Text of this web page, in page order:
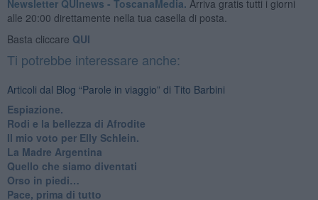
Newsletter QUInews - ToscanaMedia. Arriva gratis tutti i giorni
alle 20:00 direttamente nella tua casella di posta.
Basta cliccare QUI
Ti potrebbe interessare anche:
Articoli dal Blog “Parole in viaggio” di Tito Barbini
Espiazione.
Rodi e la bellezza di Afrodite
​Il mio voto per Elly Schlein.
​La Madre Argentina
Quello che siamo diventati
Orso in piedi…
​Pace, prima di tutto